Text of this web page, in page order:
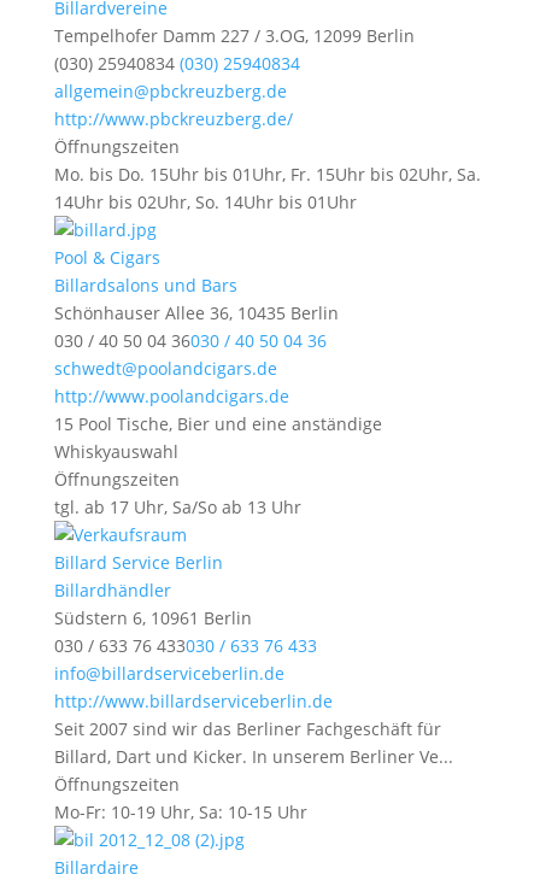
Billardvereine
Tempelhofer Damm 227 / 3.OG, 12099 Berlin
(030) 25940834 (030) 25940834
allgemein@pbckreuzberg.de
http://www.pbckreuzberg.de/
Öffnungszeiten
Mo. bis Do. 15Uhr bis 01Uhr, Fr. 15Uhr bis 02Uhr, Sa.
14Uhr bis 02Uhr, So. 14Uhr bis 01Uhr
Pool & Cigars
Billardsalons und Bars
Schönhauser Allee 36, 10435 Berlin
030 / 40 50 04 36030 / 40 50 04 36
schwedt@poolandcigars.de
http://www.poolandcigars.de
15 Pool Tische, Bier und eine anständige
Whiskyauswahl
Öffnungszeiten
tgl. ab 17 Uhr, Sa/So ab 13 Uhr
Billard Service Berlin
Billardhändler
Südstern 6, 10961 Berlin
030 / 633 76 433030 / 633 76 433
info@billardserviceberlin.de
http://www.billardserviceberlin.de
Seit 2007 sind wir das Berliner Fachgeschäft für
Billard, Dart und Kicker. In unserem Berliner Ve...
Öffnungszeiten
Mo-Fr: 10-19 Uhr, Sa: 10-15 Uhr
Billardaire